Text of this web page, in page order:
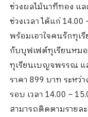
ช่วงผลไม้นาทีทอง แ
ช่วงเวลา ได้แก่
พร้อมเอาใจคนรักทุเ
กับบุฟเฟต์ทุเรียนหมอ
ทุเรียนเบญจพรรณ แ
ราคา 899 บาท ระหว่
รอบ เวลา 14.00 –
สามารถติดตามรายล